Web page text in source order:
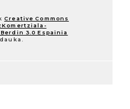
Creative Commons
3.0 Espainia